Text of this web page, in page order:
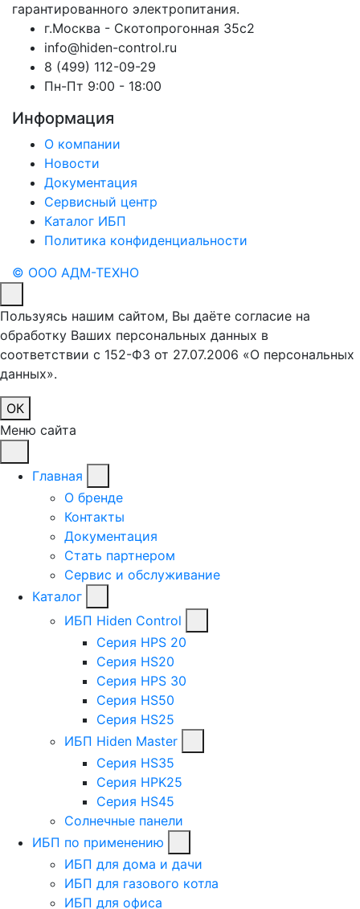
гарантированного электропитания.
г.Москва - Скотопрогонная 35с2
info@hiden-control.ru
8 (499) 112-09-29
Пн-Пт 9:00 - 18:00
Информация
О компании
Новости
Документация
Сервисный центр
Каталог ИБП
Политика конфиденциальности
© ООО АДМ-ТЕХНО
Пользуясь нашим сайтом, Вы даёте согласие на
обработку Ваших персональных данных в
соответствии с 152-ФЗ от 27.07.2006 «О персональных
данных».
ОК
Меню сайта
Главная
О бренде
Контакты
Документация
Стать партнером
Сервис и обслуживание
Каталог
ИБП Hiden Control
Серия HPS 20
Серия HS20
Серия HPS 30
Серия HS50
Серия HS25
ИБП Hiden Master
Серия HS35
Серия HPK25
Серия HS45
Солнечные панели
ИБП по применению
ИБП для дома и дачи
ИБП для газового котла
ИБП для офиса